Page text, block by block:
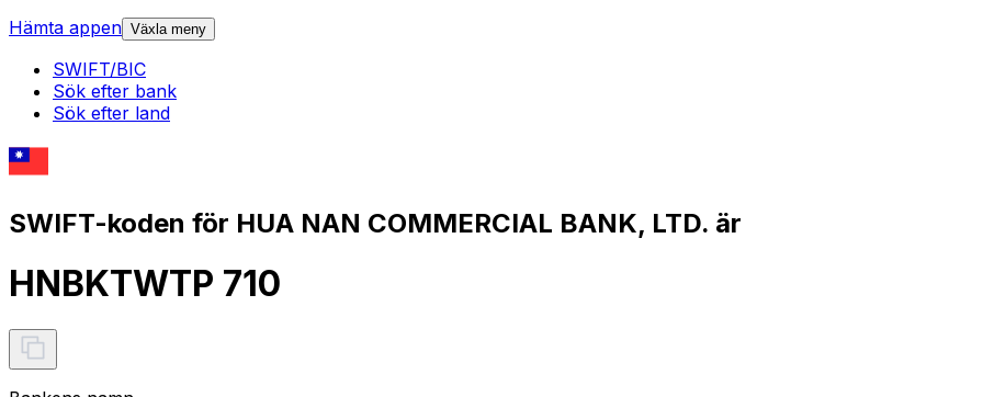
Hämta appen Växla meny
SWIFT/BIC
Sök efter bank
Sök efter land
SWIFT-koden för HUA NAN COMMERCIAL BANK, LTD. är
HNBKTWTP 710